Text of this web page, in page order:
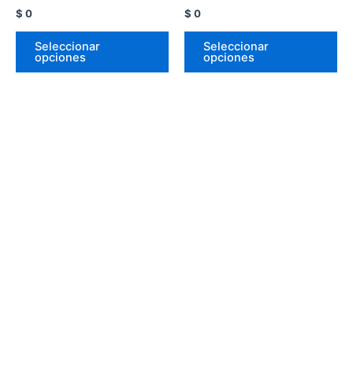
$ 0
Seleccionar
opciones
$ 0
Seleccionar
opciones